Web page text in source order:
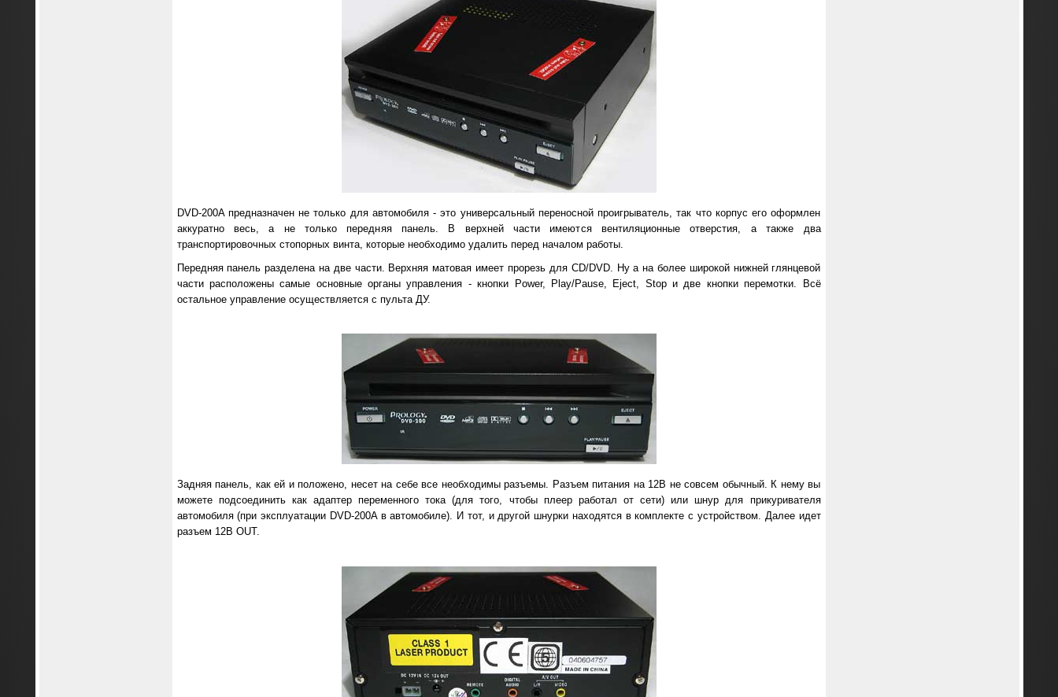
DVD-200A предназначен не только для автомобиля - это универсальный переносной проигрыватель, так что корпус его оформлен
аккуратно весь, а не только передняя панель. В верхней части имеются вентиляционные отверстия, а также два
транспортировочных стопорных винта, которые необходимо удалить перед началом работы.
Передняя панель разделена на две части. Верхняя матовая имеет прорезь для CD/DVD. Ну а на более широкой нижней глянцевой
части расположены самые основные органы управления - кнопки Power, Play/Pause, Eject, Stop и две кнопки перемотки. Всё
остальное управление осуществляется с пульта ДУ.
Задняя панель, как ей и положено, несет на себе все необходимы разъемы. Разъем питания на 12В не совсем обычный. К нему вы
можете подсоединить как адаптер переменного тока (для того, чтобы плеер работал от сети) или шнур для прикуривателя
автомобиля (при эксплуатации DVD-200A в автомобиле). И тот, и другой шнурки находятся в комплекте с устройством. Далее идет
разъем 12В OUT.